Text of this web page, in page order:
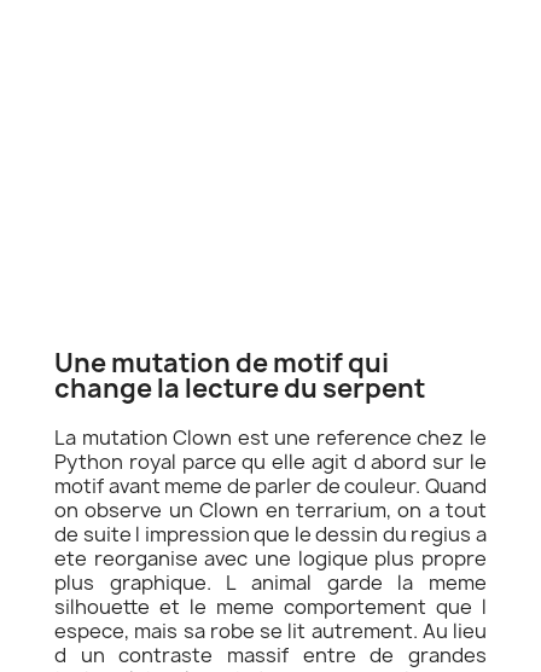
Une mutation de motif qui
change la lecture du serpent
La mutation Clown est une reference chez le
Python royal parce qu elle agit d abord sur le
motif avant meme de parler de couleur. Quand
on observe un Clown en terrarium, on a tout
de suite l impression que le dessin du regius a
ete reorganise avec une logique plus propre
plus graphique. L animal garde la meme
silhouette et le meme comportement que l
espece, mais sa robe se lit autrement. Au lieu
d un contraste massif entre de grandes